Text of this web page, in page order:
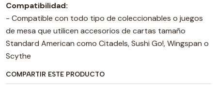
Compatibilidad:
- Compatible con todo tipo de coleccionables o juegos
de mesa que utilicen accesorios de cartas tamaño
Standard American como Citadels, Sushi Go!, Wingspan o
Scythe
COMPARTIR ESTE PRODUCTO